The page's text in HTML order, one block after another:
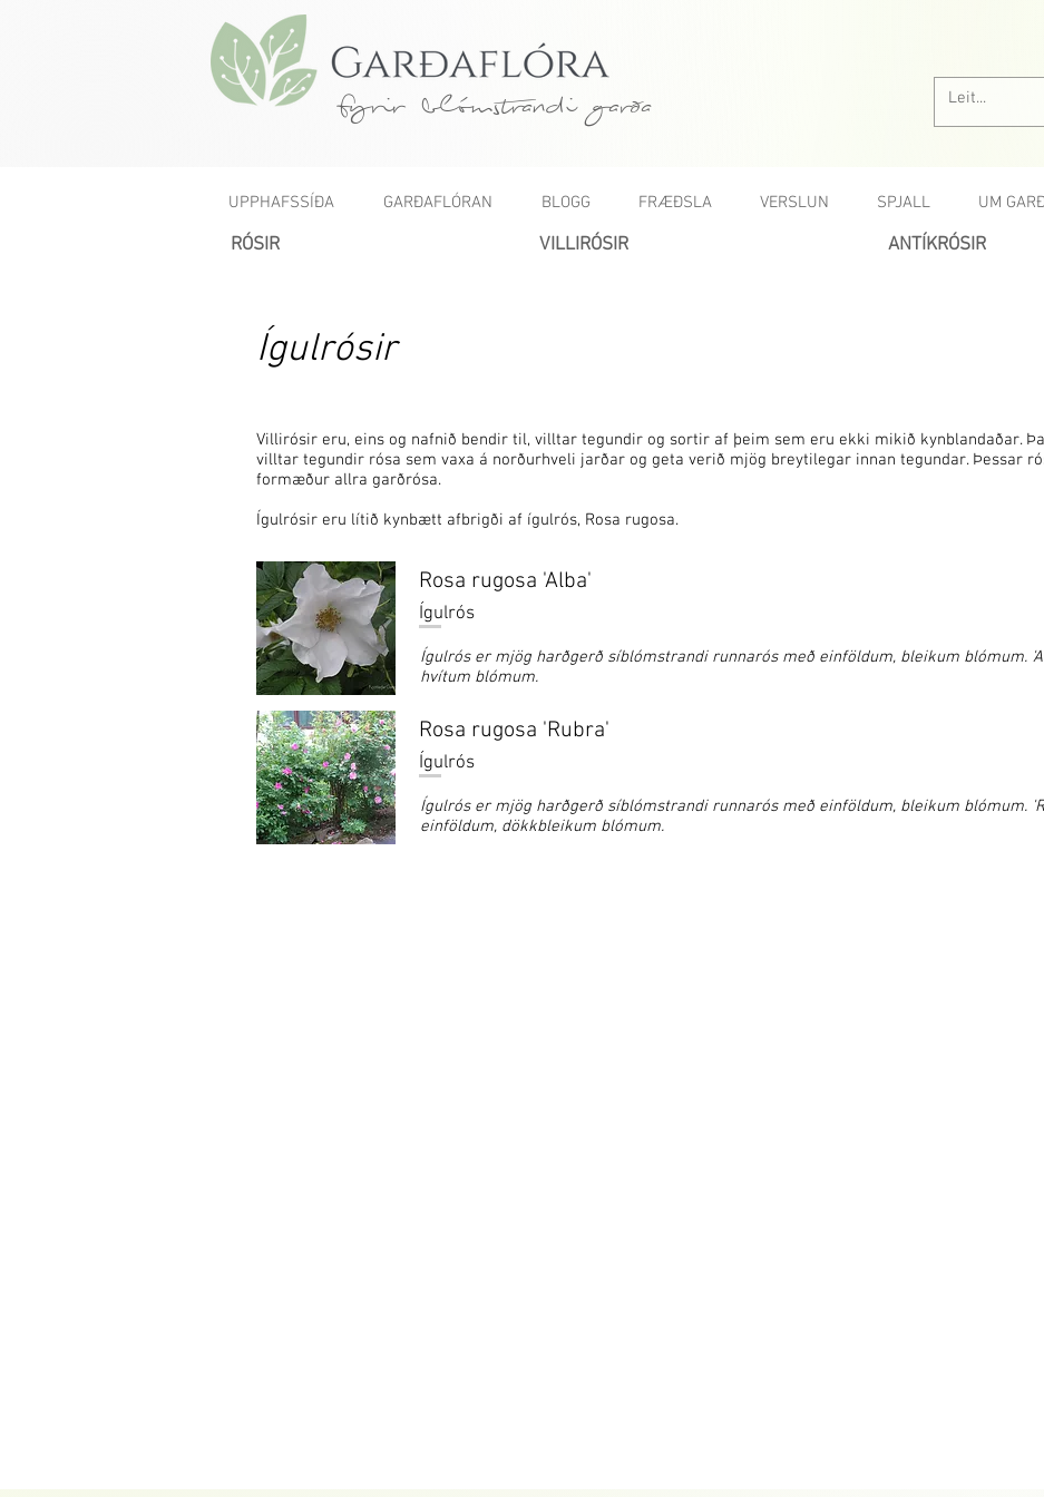
fyrir blómstrandi garða
UPPHAFSSÍÐA GARÐAFLÓRAN BLOGG FRÆÐSLA VERSLUN SPJALL UM
RÓSIR VILLIRÓSIR ANTÍKRÓSIR
Ígulrósir
Villirósir eru, eins og nafnið bendir til, villtar tegundir og sortir af þeim sem eru ekki mikið kynblandaðar.
villtar tegundir rósa sem vaxa á norðurhveli jarðar og geta verið mjög breytilegar innan tegundar. Þessar
formæður allra garðrósa.
Ígulrósir eru lítið kynbætt afbrigði af ígulrós, Rosa rugosa.
Rosa rugosa 'Alba'
Ígulrós
Ígulrós er mjög harðgerð síblómstrandi runnarós með einföldum, bleikum blómum.
hvítum blómum.
Rosa rugosa 'Rubra'
Ígulrós
Ígulrós er mjög harðgerð síblómstrandi runnarós með einföldum, bleikum blómum.
einföldum, dökkbleikum blómum.